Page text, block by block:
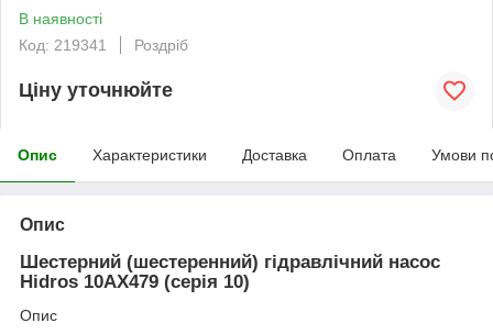
В наявності
Код: 219341
Роздріб
Ціну уточнюйте
Опис Характеристики Доставка Оплата Умови
Опис
Шестерний (шестеренний) гідравлічний насос
Hidros 10АХ479 (серія 10)
Опис